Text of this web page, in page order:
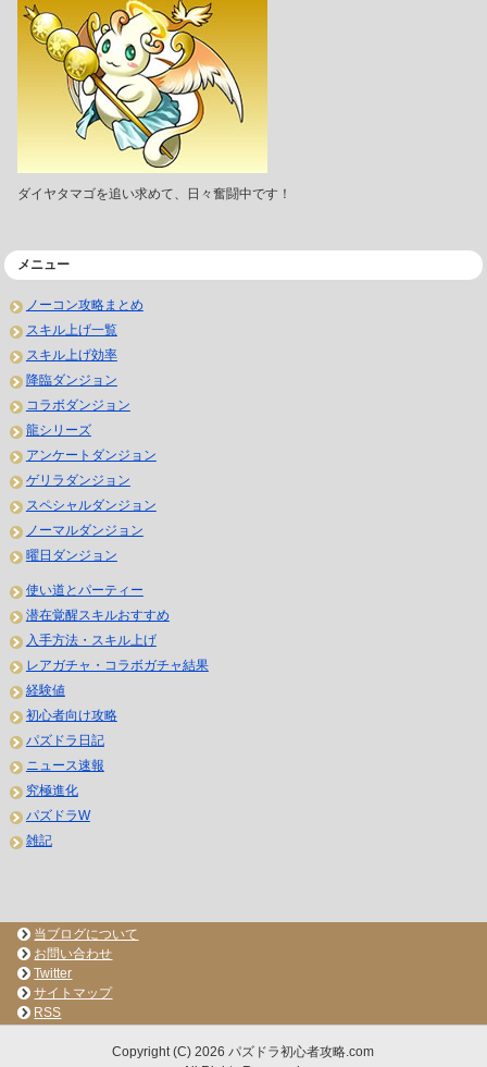
ダイヤタマゴを追い求めて、日々奮闘中です！
メニュー
ノーコン攻略まとめ
スキル上げ一覧
スキル上げ効率
降臨ダンジョン
コラボダンジョン
龍シリーズ
アンケートダンジョン
ゲリラダンジョン
スペシャルダンジョン
ノーマルダンジョン
曜日ダンジョン
使い道とパーティー
潜在覚醒スキルおすすめ
入手方法・スキル上げ
レアガチャ・コラボガチャ結果
経験値
初心者向け攻略
パズドラ日記
ニュース速報
究極進化
パズドラW
雑記
当ブログについて
お問い合わせ
Twitter
サイトマップ
RSS
Copyright (C) 2026 パズドラ初心者攻略.com